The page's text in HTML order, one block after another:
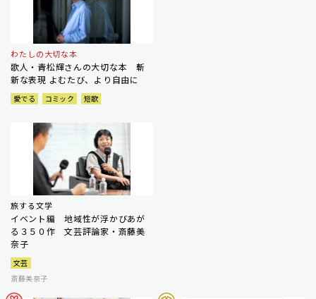
わたしの大切な本
歌人・青松輝さんの大切な本 斬
新な表現 よむたび、より自由に
愛でる コミック 短歌
旅する文学
イベント編 地域性が浮かびあが
る３５０作 文芸評論家・斎藤美
奈子
文芸
斎藤美奈子